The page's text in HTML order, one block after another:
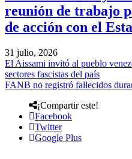
reunión de trabajo
de acción con el
31 julio, 2026
El Aissami invitó al pueblo
sectores fascistas del país
FANB no registró fallecidos
¡Compartir este!
Facebook
Twitter
Google Plus